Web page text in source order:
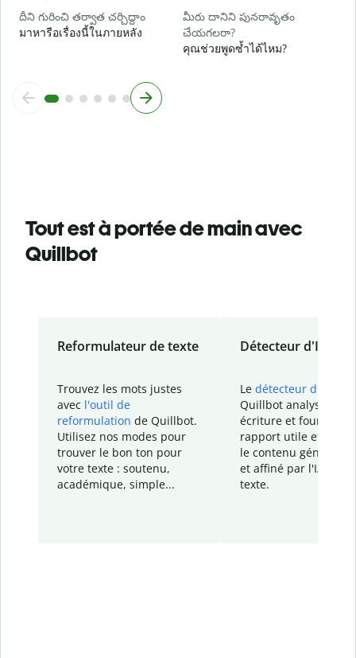
దీని గురించి తర్వాత చర్చిద్దాం
มาหารือเรื่องนี้ในภายหลัง
మీరు దానిని పునరావృతం
చేయగలరా?
คุณช่วยพูดซ้ำได้ไหม?
Tout est à portée de main avec
Quillbot
Reformulateur de texte
Trouvez les mots justes
avec l'outil de
reformulation de Quillbot.
Utilisez nos modes pour
trouver le bon ton pour
votre texte : soutenu,
académique, simple...
Détecteur d'IA
Le détecteur d'IA
Quillbot analyse votre
écriture et fournit un
rapport utile et
le contenu généré
et affiné par l'IA
texte.